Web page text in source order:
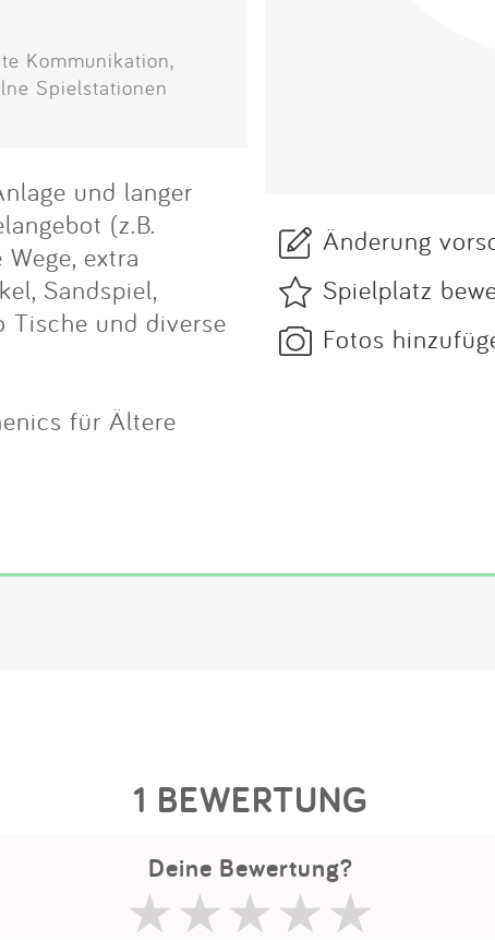
Kommunikation,
Spielstationen
und langer
(z.B.
extra
Sandspiel,
Tische und diverse
für Ältere
Änderung
Spielplatz
Fotos
1 BEWERTUNG
Deine Bewertung?